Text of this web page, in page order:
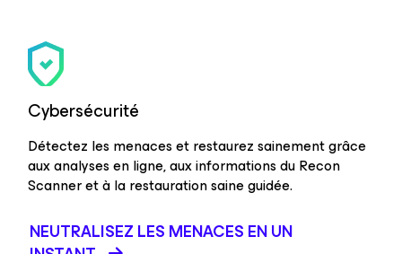
Cybersécurité
Détectez les menaces et restaurez sainement grâce
aux analyses en ligne, aux informations du Recon
Scanner et à la restauration saine guidée.
NEUTRALISEZ LES MENACES EN UN